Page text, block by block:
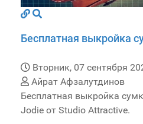
Бесплатная выкройка
Вторник, 07 сентября
Айрат Афзалутдинов
Бесплатная выкройка
Jodie от Studio Attractive.